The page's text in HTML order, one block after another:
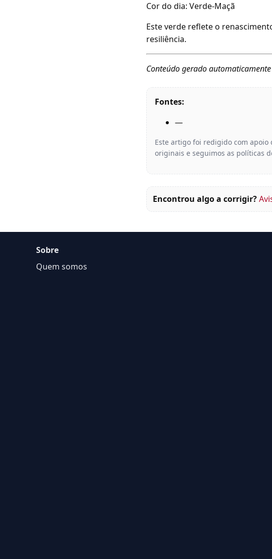
Cor do dia: Verde-Maçã
Este verde reflete o
resiliência.
Conteúdo gerado
Fontes:
—
Este artigo foi redigido com apoio
originais e seguimos as políticas
Encontrou algo a corrigir?
Sobre
Quem somos